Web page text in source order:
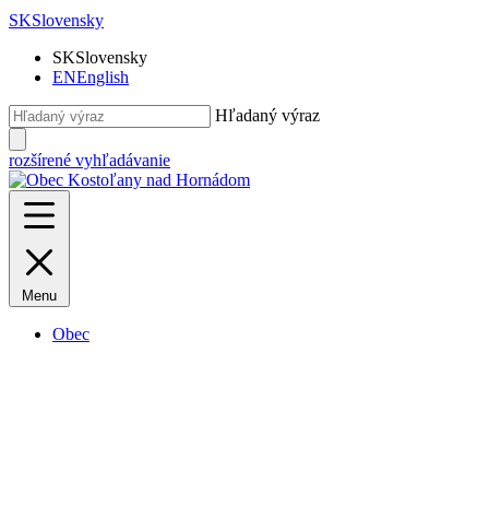
SKSlovensky
SKSlovensky
ENEnglish
Hľadaný výraz
rozšírené vyhľadávanie
Menu
Obec